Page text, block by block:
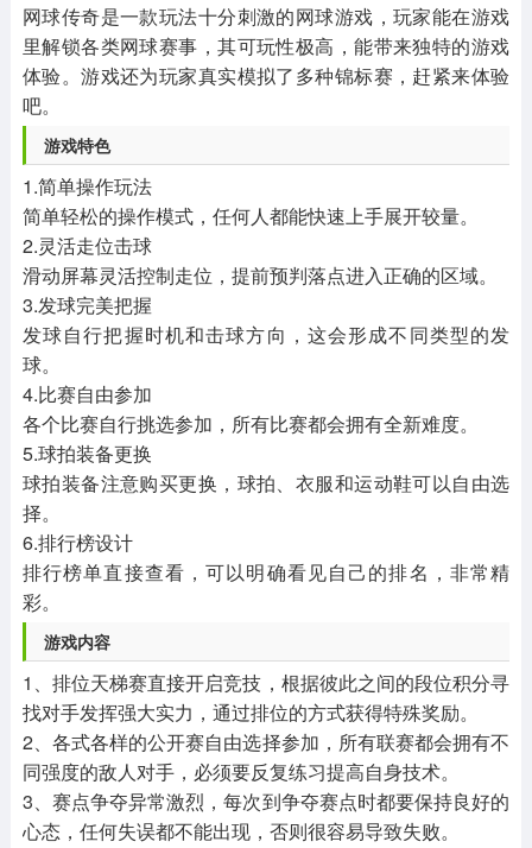
网球传奇是一款玩法十分刺激的网球游戏，玩家能在游戏
里解锁各类网球赛事，其可玩性极高，能带来独特的游戏
体验。游戏还为玩家真实模拟了多种锦标赛，赶紧来体验
吧。
游戏特色
1.简单操作玩法
简单轻松的操作模式，任何人都能快速上手展开较量。
2.灵活走位击球
滑动屏幕灵活控制走位，提前预判落点进入正确的区域。
3.发球完美把握
发球自行把握时机和击球方向，这会形成不同类型的发
球。
4.比赛自由参加
各个比赛自行挑选参加，所有比赛都会拥有全新难度。
5.球拍装备更换
球拍装备注意购买更换，球拍、衣服和运动鞋可以自由选
择。
6.排行榜设计
排行榜单直接查看，可以明确看见自己的排名，非常精
彩。
游戏内容
1、排位天梯赛直接开启竞技，根据彼此之间的段位积分寻
找对手发挥强大实力，通过排位的方式获得特殊奖励。
2、各式各样的公开赛自由选择参加，所有联赛都会拥有不
同强度的敌人对手，必须要反复练习提高自身技术。
3、赛点争夺异常激烈，每次到争夺赛点时都要保持良好的
心态，任何失误都不能出现，否则很容易导致失败。